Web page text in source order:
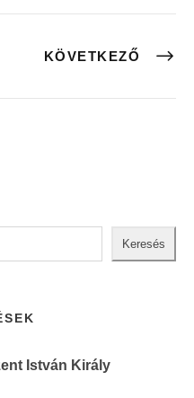
KÖVETKEZŐ
Keresés
István Király